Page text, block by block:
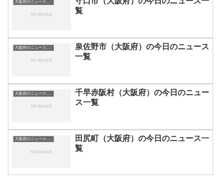
覧
泉佐野市（大阪府）の今日のニュース
一覧
千早赤阪村（大阪府）の今日のニュー
ス一覧
大阪府のニュース一覧
田尻町（大阪府）の今日のニュース一
覧